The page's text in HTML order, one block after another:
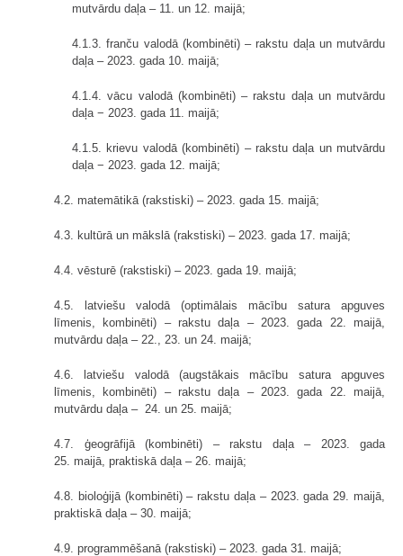
mutvārdu daļa – 11. un 12. maijā;
4.1.3. franču valodā (kombinēti) – rakstu daļa un mutvārdu
daļa – 2023. gada 10. maijā;
4.1.4. vācu valodā (kombinēti) – rakstu daļa un mutvārdu
daļa − 2023. gada 11. maijā;
4.1.5. krievu valodā (kombinēti) – rakstu daļa un mutvārdu
daļa − 2023. gada 12. maijā;
4.2. matemātikā (rakstiski) – 2023. gada 15. maijā;
4.3. kultūrā un mākslā (rakstiski) – 2023. gada 17. maijā;
4.4. vēsturē (rakstiski) – 2023. gada 19. maijā;
4.5. latviešu valodā (optimālais mācību satura apguves
līmenis, kombinēti) – rakstu daļa – 2023. gada 22. maijā,
mutvārdu daļa – 22., 23. un 24. maijā;
4.6. latviešu valodā (augstākais mācību satura apguves
līmenis, kombinēti) – rakstu daļa – 2023. gada 22. maijā,
mutvārdu daļa – 24. un 25. maijā;
4.7. ģeogrāfijā (kombinēti) – rakstu daļa – 2023. gada
25. maijā, praktiskā daļa – 26. maijā;
4.8. bioloģijā (kombinēti) – rakstu daļa – 2023. gada 29. maijā,
praktiskā daļa – 30. maijā;
4.9. programmēšanā (rakstiski) – 2023. gada 31. maijā;